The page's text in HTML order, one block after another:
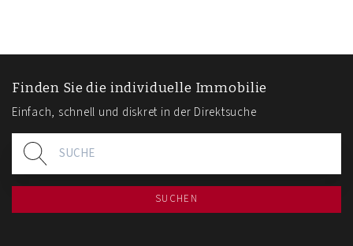
Finden Sie die individuelle Immobilie
Einfach, schnell und diskret in der Direktsuche
SUCHEN